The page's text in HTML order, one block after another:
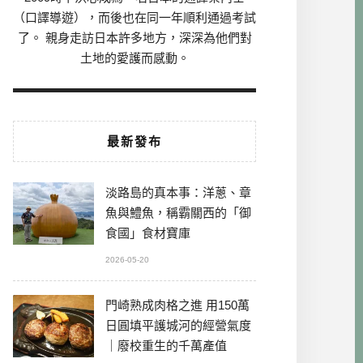
（口譯導遊），而後也在同一年順利通過考試
了。 親身走訪日本許多地方，深深為他們對
土地的愛護而感動。
最新發布
淡路島的真本事：洋蔥、章
魚與鱧魚，稱霸關西的「御
食國」食材寶庫
2026-05-20
門崎熟成肉格之進 用150萬
日圓填平護城河的經營氣度
｜廢校重生的千萬產值